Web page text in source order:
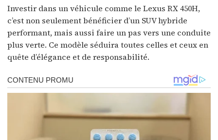
Investir dans un véhicule comme le Lexus RX 450H,
c’est non seulement bénéficier d’un SUV hybride
performant, mais aussi faire un pas vers une conduite
plus verte. Ce modèle séduira toutes celles et ceux en
quête d’élégance et de responsabilité.